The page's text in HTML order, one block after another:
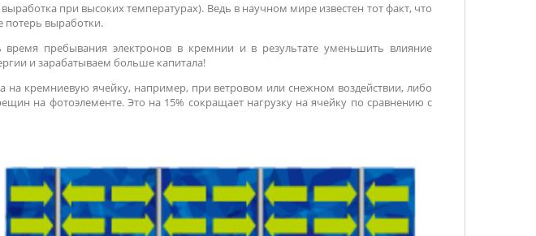
при высоких температурах). Ведь в научном мире известен тот факт, что
потерь выработки.
пребывания электронов в кремнии и в результате уменьшить влияние
и зарабатываем больше капитала!
кремниевую ячейку, например, при ветровом или снежном воздействии, либо
на фотоэлементе. Это на 15% сокращает нагрузку на ячейку по сравнению с